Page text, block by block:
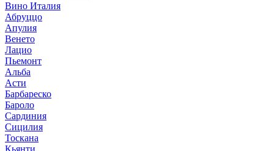
Вино Италия
Абруццо
Апулия
Венето
Лацио
Пьемонт
Альба
Асти
Барбареско
Бароло
Сардиния
Сицилия
Тоскана